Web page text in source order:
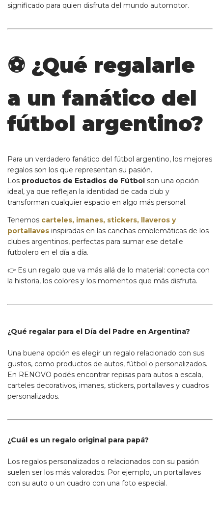
significado para quien disfruta del mundo automotor.
⚽ ¿Qué regalarle
a un fanático del
fútbol argentino?
Para un verdadero fanático del fútbol argentino, los mejores
regalos son los que representan su pasión.
Los productos de Estadios de Fútbol son una opción
ideal, ya que reflejan la identidad de cada club y
transforman cualquier espacio en algo más personal.
Tenemos carteles, imanes, stickers, llaveros y
portallaves inspiradas en las canchas emblemáticas de los
clubes argentinos, perfectas para sumar ese detalle
futbolero en el día a día.
👉 Es un regalo que va más allá de lo material: conecta con
la historia, los colores y los momentos que más disfruta.
¿Qué regalar para el Día del Padre en Argentina?
Una buena opción es elegir un regalo relacionado con sus
gustos, como productos de autos, fútbol o personalizados.
En RENOVO podés encontrar repisas para autos a escala,
carteles decorativos, imanes, stickers, portallaves y cuadros
personalizados.
¿Cuál es un regalo original para papá?
Los regalos personalizados o relacionados con su pasión
suelen ser los más valorados. Por ejemplo, un portallaves
con su auto o un cuadro con una foto especial.